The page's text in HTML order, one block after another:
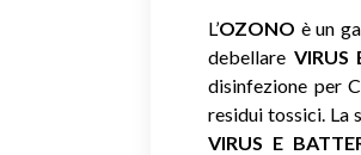
L’OZONO è un
debellare VIRUS
disinfezione per
residui tossici. La
VIRUS E